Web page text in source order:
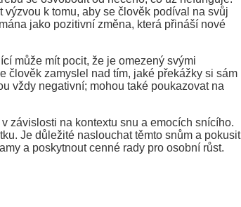
výzvou k tomu, aby se člověk podíval na svůj
jako pozitivní změna, která přináší nové
může mít pocit, že je omezený svými
člověk zamyslel nad tím, jaké překážky si sám
vždy negativní; mohou také poukazovat na
závislosti na kontextu snu a emocích snícího.
Je důležité naslouchat těmto snům a pokusit
a poskytnout cenné rady pro osobní růst.